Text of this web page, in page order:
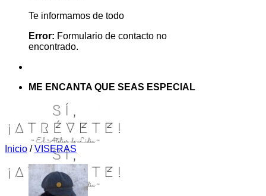
Te informamos de todo
Error: Formulario de contacto no
encontrado.
ME ENCANTA QUE SEAS ESPECIAL
Inicio / VISERAS